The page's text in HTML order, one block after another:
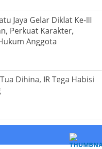
Jaya Gelar Diklat Ke-III
Perkuat Karakter,
Anggota
Dihina, IR Tega Habisi